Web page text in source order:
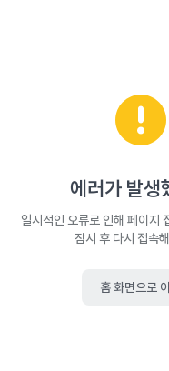
에러가 발생
일시적인 오류로 인해 페이지
잠시 후 다시 접속
홈 화면으로